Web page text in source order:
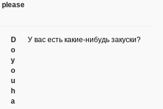
please
D
o
y
o
u
h
a
У вас есть какие-нибудь закуски?